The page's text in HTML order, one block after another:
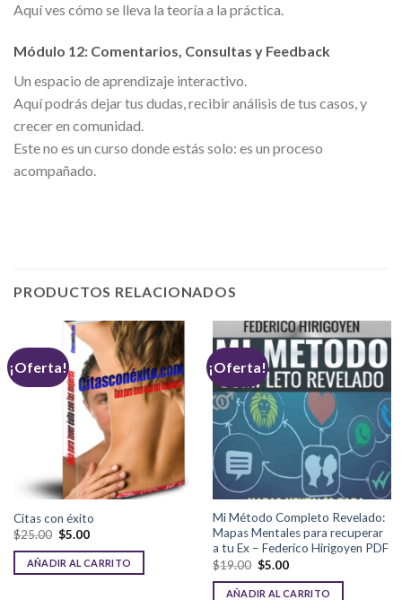
Aquí ves cómo se lleva la teoría a la práctica.
Módulo 12: Comentarios, Consultas y Feedback
Un espacio de aprendizaje interactivo.
Aquí podrás dejar tus dudas, recibir análisis de tus casos, y
crecer en comunidad.
Este no es un curso donde estás solo: es un proceso
acompañado.
PRODUCTOS RELACIONADOS
¡Oferta!
Citas con éxito
$25.00 $5.00
AÑADIR AL CARRITO
¡Oferta!
Mi Método Completo Revelado:
Mapas Mentales para recuperar
a tu Ex – Federico Hirigoyen PDF
$19.00 $5.00
AÑADIR AL CARRITO